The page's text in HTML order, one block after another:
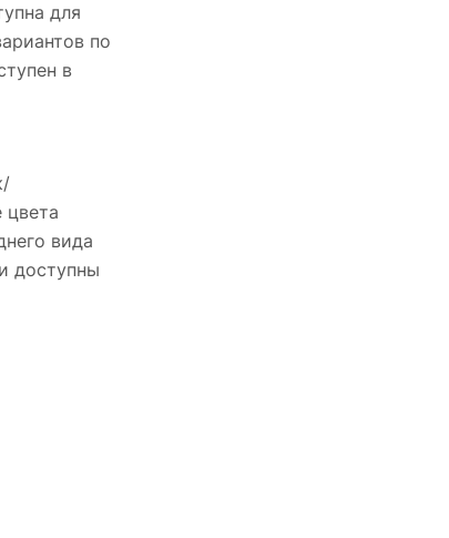
для
по
в
цвета
вида
доступны